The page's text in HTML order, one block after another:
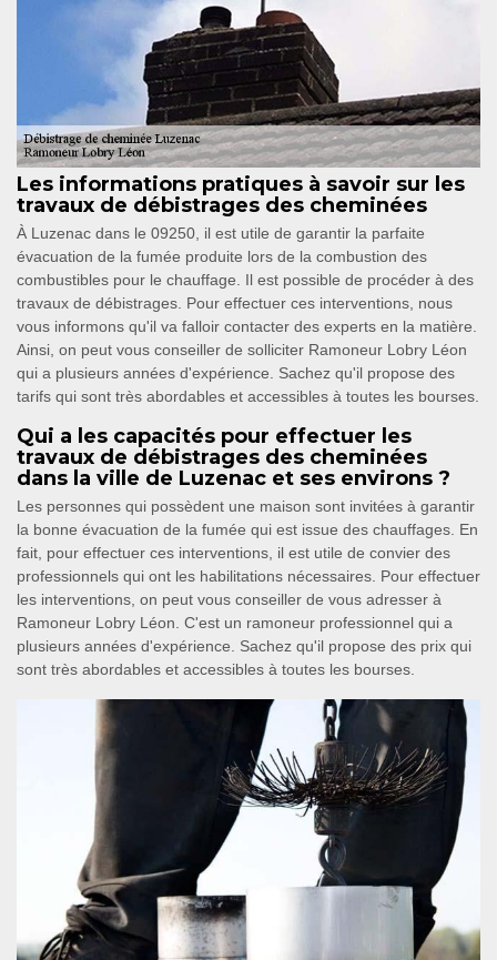
Les informations pratiques à savoir sur les
travaux de débistrages des cheminées
À Luzenac dans le 09250, il est utile de garantir la parfaite
évacuation de la fumée produite lors de la combustion des
combustibles pour le chauffage. Il est possible de procéder à des
travaux de débistrages. Pour effectuer ces interventions, nous
vous informons qu'il va falloir contacter des experts en la matière.
Ainsi, on peut vous conseiller de solliciter Ramoneur Lobry Léon
qui a plusieurs années d'expérience. Sachez qu'il propose des
tarifs qui sont très abordables et accessibles à toutes les bourses.
Qui a les capacités pour effectuer les
travaux de débistrages des cheminées
dans la ville de Luzenac et ses environs ?
Les personnes qui possèdent une maison sont invitées à garantir
la bonne évacuation de la fumée qui est issue des chauffages. En
fait, pour effectuer ces interventions, il est utile de convier des
professionnels qui ont les habilitations nécessaires. Pour effectuer
les interventions, on peut vous conseiller de vous adresser à
Ramoneur Lobry Léon. C'est un ramoneur professionnel qui a
plusieurs années d'expérience. Sachez qu'il propose des prix qui
sont très abordables et accessibles à toutes les bourses.